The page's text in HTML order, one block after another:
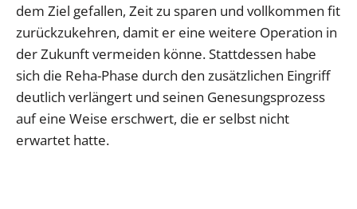
dem Ziel gefallen, Zeit zu sparen und vollkommen fit
zurückzukehren, damit er eine weitere Operation in
der Zukunft vermeiden könne. Stattdessen habe
sich die Reha-Phase durch den zusätzlichen Eingriff
deutlich verlängert und seinen Genesungsprozess
auf eine Weise erschwert, die er selbst nicht
erwartet hatte.